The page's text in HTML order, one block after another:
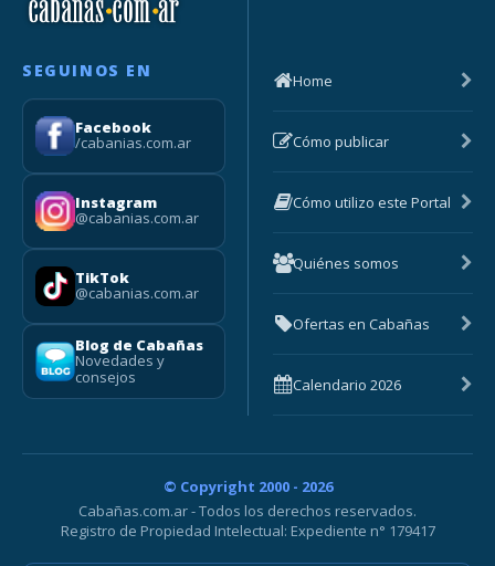
SEGUINOS EN
Facebook
/cabanias.com.ar
Instagram
@cabanias.com.ar
TikTok
@cabanias.com.ar
Blog de Cabañas
Novedades y
consejos
Home
Cómo publicar
Cómo utilizo este Portal
Quiénes somos
Ofertas en Cabañas
Calendario 2026
© Copyright 2000 - 2026
Cabañas.com.ar - Todos los derechos reservados.
Registro de Propiedad Intelectual: Expediente n° 179417